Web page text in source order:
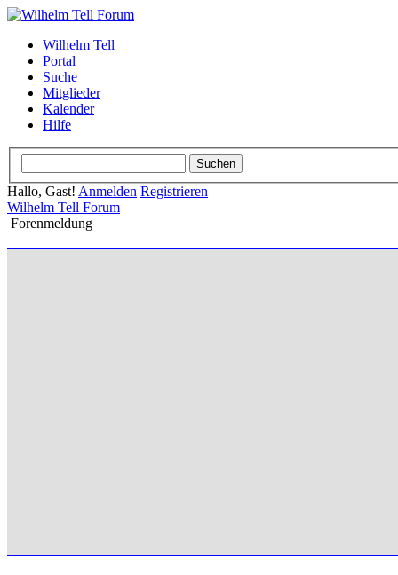
Wilhelm Tell
Portal
Suche
Mitglieder
Kalender
Hilfe
Hallo, Gast! Anmelden Registrieren
Wilhelm Tell Forum
Forenmeldung